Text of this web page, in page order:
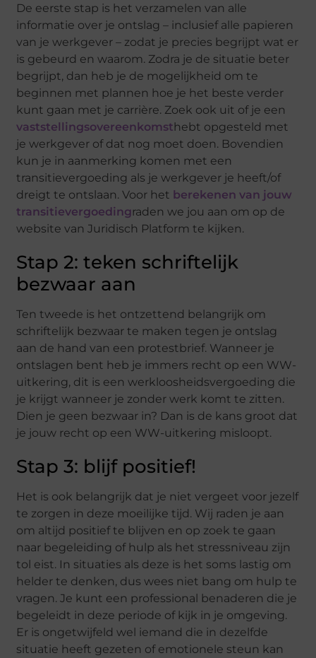
De eerste stap is het verzamelen van alle
informatie over je ontslag – inclusief alle papieren
van je werkgever – zodat je precies begrijpt wat er
is gebeurd en waarom. Zodra je de situatie beter
begrijpt, dan heb je de mogelijkheid om te
beginnen met plannen hoe je het beste verder
kunt gaan met je carrière. Zoek ook uit of je een
vaststellingsovereenkomsthebt opgesteld met
je werkgever of dat nog moet doen. Bovendien
kun je in aanmerking komen met een
transitievergoeding als je werkgever je heeft/of
dreigt te ontslaan. Voor het berekenen van jouw
transitievergoedingraden we jou aan om op de
website vanJuridisch Platform te kijken.
Stap 2: teken schriftelijk
bezwaar aan
Ten tweede is het ontzettend belangrijk om
schriftelijk bezwaar te maken tegen je ontslag
aan de hand van een protestbrief. Wanneer je
ontslagen bent heb je immers recht op een WW-
uitkering, dit is een werkloosheidsvergoeding die
je krijgt wanneer je zonder werk komt te zitten.
Dien je geen bezwaar in? Dan is de kans groot dat
je jouw recht op een WW-uitkering misloopt.
Stap3: blijf positief!
Het is ook belangrijk dat je niet vergeet voor jezelf
te zorgen in deze moeilijke tijd. Wij raden je aan
om altijd positief te blijven en op zoek te gaan
naar begeleiding of hulp als het stressniveau zijn
tol eist. In situaties als deze is het soms lastig om
helder te denken, dus wees niet bang om hulp te
vragen.Je kunt een professional benaderen die je
begeleidt in deze periode of kijk in je omgeving.
Er is ongetwijfeld wel iemand die in dezelfde
situatie heeft gezeten of emotionele steun kan